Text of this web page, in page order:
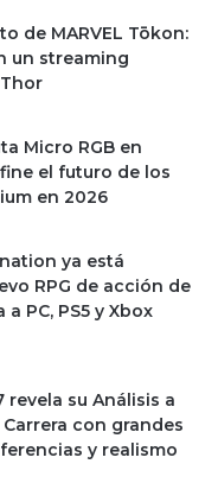
de MARVEL Tōkon:
un streaming
Micro RGB en
el futuro de los
en 2026
ya está
RPG de acción de
PC, PS5 y Xbox
revela su Análisis a
con grandes
y realismo